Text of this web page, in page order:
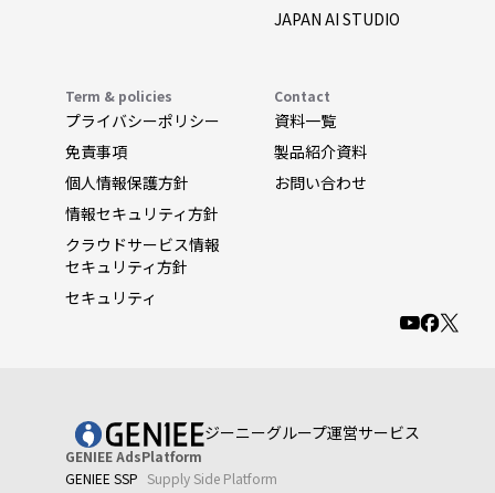
JAPAN AI STUDIO
Term & policies
プライバシーポリシー
免責事項
個人情報保護方針
情報セキュリティ方針
クラウドサービス情報
セキュリティ方針
セキュリティ
Contact
資料一覧
製品紹介資料
お問い合わせ
ジーニーグループ運営サービス
GENIEE AdsPlatform
GENIEE SSP Supply Side Platform